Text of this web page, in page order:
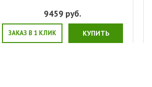
9459 руб.
ЗАКАЗ В 1 КЛИК КУПИТЬ